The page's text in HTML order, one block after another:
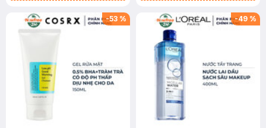
-53 % -49 %